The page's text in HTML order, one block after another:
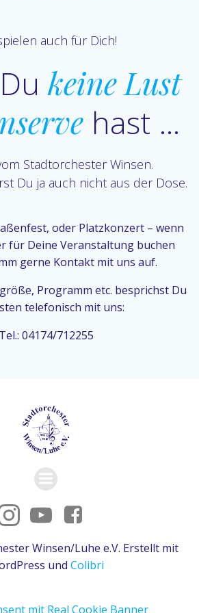
auch für Dich!
keine Lust
hast …
Stadtorchester Winsen.
Du ja auch nicht aus der Dose.
oder Platzkonzert – wenn
für Deine Veranstaltung buchen
gerne Kontakt mit uns auf.
Programm etc. besprichst Du
telefonisch mit uns:
Tel.: 04174/712255
Winsen/Luhe e.V. Erstellt mit
und Colibri
mit Real Cookie Banner